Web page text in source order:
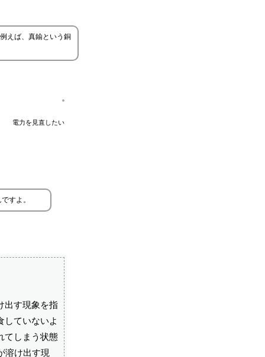
えば、真鍮という銅
電力を見直したい
すよ。
出す現象を指
していないよ
てしまう状態
溶け出す現